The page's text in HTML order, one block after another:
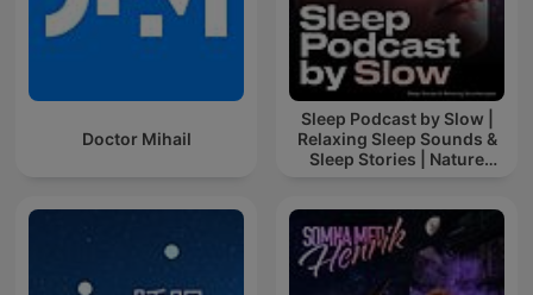
Doctor Mihail
Sleep Podcast by Slow |
Relaxing Sleep Sounds &
Sleep Stories | Nature